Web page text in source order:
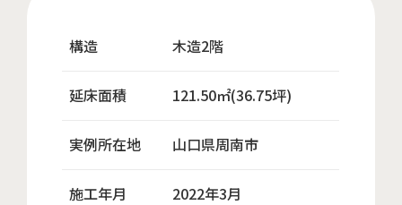
構造 木造2階
延床面積 121.50㎡(36.75坪)
実例所在地 山口県周南市
施工年月 2022年3月